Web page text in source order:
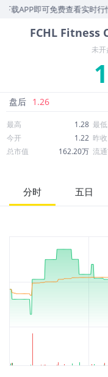
APP即可免费查看实时行情
FCHL Fitness
未开
盘后 1.26
最高 1.28 最低
今开
1.22 昨收
总市值
162.20万 流
52周最高
3,438.00
股息
分时 五日